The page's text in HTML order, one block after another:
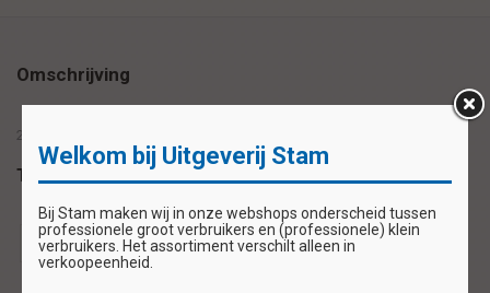
Omschrijving
20 stickers op 1 vel
Tags
schoolsticker stickervel
Welkom bij Uitgeverij Stam
Bij Stam maken wij in onze webshops onderscheid tussen
professionele groot verbruikers en (professionele) klein
verbruikers. Het assortiment verschilt alleen in
verkoopeenheid.